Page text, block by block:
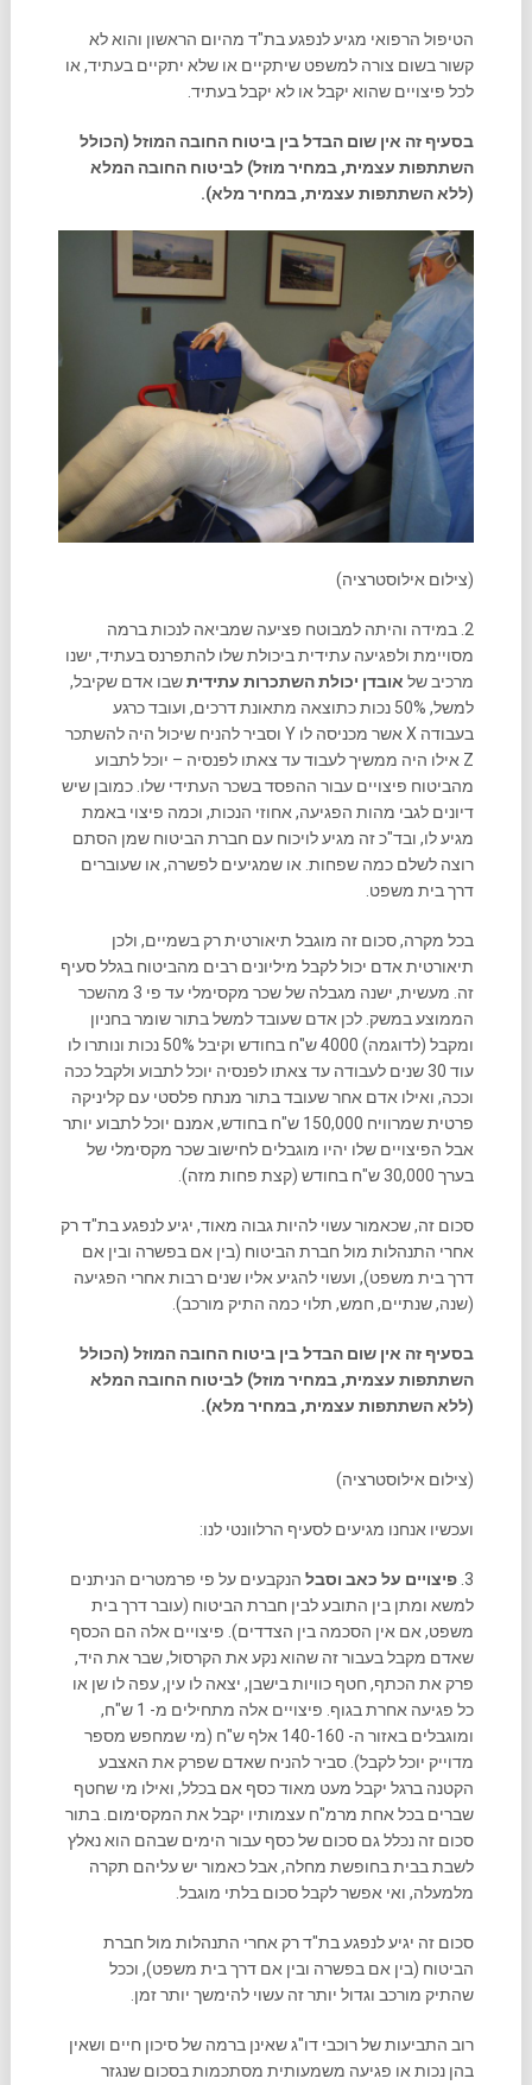
הטיפול הרפואי מגיע לנפגע בת"ד מהיום הראשון והוא לא
קשור בשום צורה למשפט שיתקיים או שלא יתקיים בעתיד, או
לכל פיצויים שהוא יקבל או לא יקבל בעתיד.
בסעיף זה אין שום הבדל בין ביטוח החובה המוזל (הכולל
השתתפות עצמית, במחיר מוזל) לביטוח החובה המלא
(ללא השתתפות עצמית, במחיר מלא).
(צילום אילוסטרציה)
2. במידה והיתה למבוטח פציעה שמביאה לנכות ברמה
מסויימת ולפגיעה עתידית ביכולת שלו להתפרנס בעתיד, ישנו
מרכיב של אובדן יכולת השתכרות עתידיתשבו אדם שקיבל,
למשל, 50% נכות כתוצאה מתאונת דרכים, ועובד כרגע
בעבודה X אשר מכניסה לו Y וסביר להניח שיכול היה להשתכר
Z אילו היה ממשיך לעבוד עד צאתו לפנסיה – יוכל לתבוע
מהביטוח פיצויים עבור ההפסד בשכר העתידי שלו. כמובן שיש
דיונים לגבי מהות הפגיעה, אחוזי הנכות, וכמה פיצוי באמת
מגיע לו, ובד"כ זה מגיע לויכוח עם חברת הביטוח שמן הסתם
רוצה לשלם כמה שפחות. או שמגיעים לפשרה, או שעוברים
דרך בית משפט.
בכל מקרה, סכום זה מוגבל תיאורטית רק בשמיים, ולכן
תיאורטית אדם יכול לקבל מיליונים רבים מהביטוח בגלל סעיף
זה. מעשית, ישנה מגבלה של שכר מקסימלי עד פי 3 מהשכר
הממוצע במשק. לכן אדם שעובד למשל בתור שומר בחניון
ומקבל (לדוגמה) 4000 ש"ח בחודש וקיבל 50% נכות ונותרו לו
עוד 30 שנים לעבודה עד צאתו לפנסיה יוכל לתבוע ולקבל ככה
וככה, ואילו אדם אחר שעובד בתור מנתח פלסטי עם קליניקה
פרטית שמרוויח 150,000 ש"ח בחודש, אמנם יוכל לתבוע יותר
אבל הפיצויים שלו יהיו מוגבלים לחישוב שכר מקסימלי של
בערך 30,000 ש"ח בחודש (קצת פחות מזה).
סכום זה, שכאמור עשוי להיות גבוה מאוד, יגיע לנפגע בת"ד רק
אחרי התנהלות מול חברת הביטוח (בין אם בפשרה ובין אם
דרך בית משפט), ועשוי להגיע אליו שנים רבות אחרי הפגיעה
(שנה, שנתיים, חמש, תלוי כמה התיק מורכב).
בסעיף זה אין שום הבדל בין ביטוח החובה המוזל (הכולל
השתתפות עצמית, במחיר מוזל) לביטוח החובה המלא
(ללא השתתפות עצמית, במחיר מלא).
(צילום אילוסטרציה)
ועכשיו אנחנו מגיעים לסעיף הרלוונטי לנו:
3. פיצויים על כאב וסבלהנקבעים על פי פרמטרים הניתנים
למשא ומתן בין התובע לבין חברת הביטוח (עובר דרך בית
משפט, אם אין הסכמה בין הצדדים). פיצויים אלה הם הכסף
שאדם מקבל בעבור זה שהוא נקע את הקרסול, שבר את היד,
פרק את הכתף, חטף כוויות בישבן, יצאה לו עין, עפה לו שן או
כל פגיעה אחרת בגוף. פיצויים אלה מתחילים מ- 1 ש"ח,
ומוגבלים באזור ה- 140-160 אלף ש"ח (מי שמחפש מספר
מדוייק יוכל לקבל). סביר להניח שאדם שפרק את האצבע
הקטנה ברגל יקבל מעט מאוד כסף אם בכלל, ואילו מי שחטף
שברים בכל אחת מרמ"ח עצמותיו יקבל את המקסימום. בתור
סכום זה נכלל גם סכום של כסף עבור הימים שבהם הוא נאלץ
לשבת בבית בחופשת מחלה, אבל כאמור יש עליהם תקרה
מלמעלה, ואי אפשר לקבל סכום בלתי מוגבל.
סכום זה יגיע לנפגע בת"ד רק אחרי התנהלות מול חברת
הביטוח (בין אם בפשרה ובין אם דרך בית משפט), וככל
שהתיק מורכב וגדול יותר זה עשוי להימשך יותר זמן.
רוב התביעות של רוכבי דו"ג שאינן ברמה של סיכון חיים ושאין
בהן נכות או פגיעה משמעותית מסתכמות בסכום שנגזר